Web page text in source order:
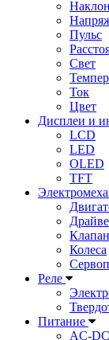
Наклон
Пульс
Свет
Ток
Цвет
Дисплеи и
LCD
LED
OLED
TFT
Колеса
Реле
Питание
AC-